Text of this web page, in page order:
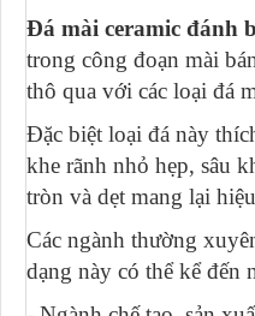
Đá mài ceramic đánh
trong công đoạn mài
thô qua với các loại đá
Đặc biệt loại đá này
khe rãnh nhỏ hẹp, sâu
tròn và dẹt mang lại
Các ngành thường
dạng này có thể kể đến